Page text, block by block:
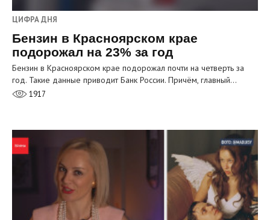
ЦИФРА ДНЯ
Бензин в Красноярском крае
подорожал на 23% за год
Бензин в Красноярском крае подорожал почти на четверть за
год. Такие данные приводит Банк России. Причём, главный…
1917